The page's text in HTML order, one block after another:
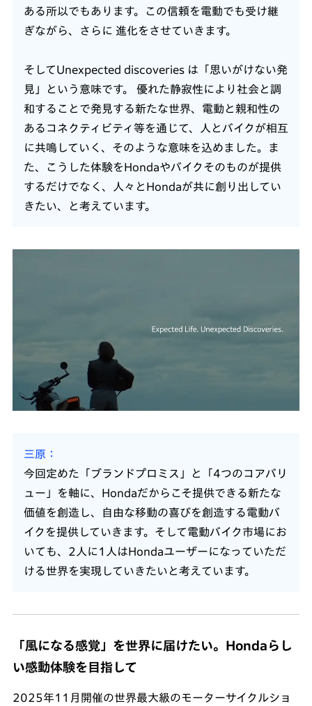
ある所以でもあります。この信頼を電動でも受け継
ぎながら、さらに 進化をさせていきます。
そしてUnexpected discoveries は「思いがけない発
見」という意味です。 優れた静寂性により社会と調
和することで発見する新たな世界、電動と親和性の
あるコネクティビティ等を通じて、人とバイクが相互
に共鳴していく、そのような意味を込めました。ま
た、こうした体験をHondaやバイクそのものが提供
するだけでなく、人々とHondaが共に創り出してい
きたい、と考えています。
三原
今回定めた「ブランドプロミス」と「4つのコアバリ
ュー」を軸に、Hondaだからこそ提供できる新たな
価値を創造し、自由な移動の喜びを創造する電動バ
イクを提供していきます。そして電動バイク市場にお
いても、2人に1人はHondaユーザーになっていただ
ける世界を実現していきたいと考えています。
「風になる感覚」を世界に届けたい。Hondaらし
い感動体験を目指して
2025年11月開催の世界最大級のモーターサイクルショ